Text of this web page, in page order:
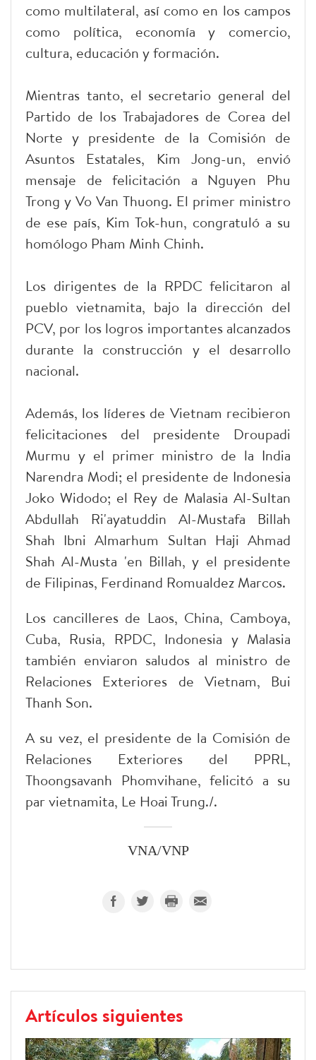
como multilateral, así como en los campos
como política, economía y comercio,
cultura, educación y formación.
Mientras tanto, el secretario general del
Partido de los Trabajadores de Corea del
Norte y presidente de la Comisión de
Asuntos Estatales, Kim Jong-un, envió
mensaje de felicitación a Nguyen Phu
Trong y Vo Van Thuong. El primer ministro
de ese país, Kim Tok-hun, congratuló a su
homólogo Pham Minh Chinh.
Los dirigentes de la RPDC felicitaron al
pueblo vietnamita, bajo la dirección del
PCV, por los logros importantes alcanzados
durante la construcción y el desarrollo
nacional.
Además, los líderes de Vietnam recibieron
felicitaciones del presidente Droupadi
Murmu y el primer ministro de la India
Narendra Modi; el presidente de Indonesia
Joko Widodo; el Rey de Malasia Al-Sultan
Abdullah Ri'ayatuddin Al-Mustafa Billah
Shah Ibni Almarhum Sultan Haji Ahmad
Shah Al-Musta 'en Billah, y el presidente
de Filipinas, Ferdinand Romualdez Marcos.
Los cancilleres de Laos, China, Camboya,
Cuba, Rusia, RPDC, Indonesia y Malasia
también enviaron saludos al ministro de
Relaciones Exteriores de Vietnam, Bui
Thanh Son.
A su vez, el presidente de la Comisión de
Relaciones Exteriores del PPRL,
Thoongsavanh Phomvihane, felicitó a su
par vietnamita, Le Hoai Trung./.
VNA/VNP
Artículos siguientes